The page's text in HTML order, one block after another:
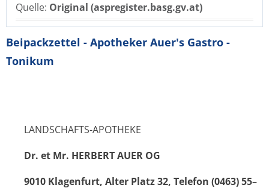
Quelle: Original (aspregister.basg.gv.at)
Beipackzettel - Apotheker Auer's Gastro -
Tonikum
LANDSCHAFTS-APOTHEKE
Dr. et Mr. HERBERT AUER OG
9010 Klagenfurt, Alter Platz 32, Telefon (0463) 55–